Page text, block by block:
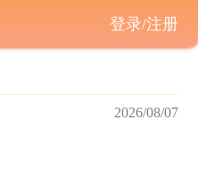
2026/08/07
登录/注册